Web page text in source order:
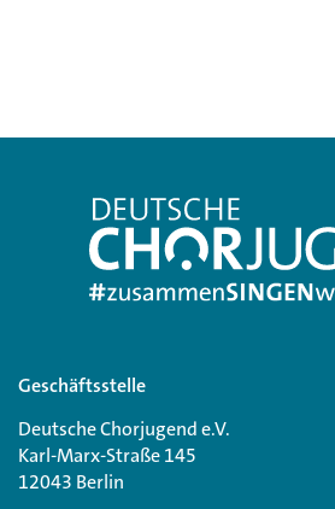
Geschäftsstelle
Deutsche Chorjugend e.V.
Karl-Marx-Straße 145
12043 Berlin